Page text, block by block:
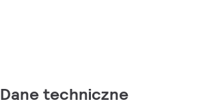
Dane techniczne